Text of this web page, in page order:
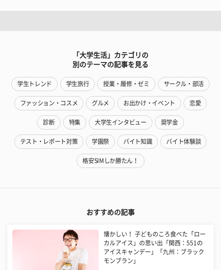
「大学生活」カテゴリの
別のテーマの記事を見る
学生トレンド 学生旅行 授業・履修・ゼミ サークル・部活
ファッション・コスメ グルメ お出かけ・イベント 恋愛
診断 特集 大学生インタビュー 奨学金
テスト・レポート対策 学園祭 バイト知識 バイト体験談
格安SIMしか勝たん！
おすすめの記事
懐かしい！ 子どものころ食べた「ロー
カルアイス」の思い出「関西：551の
アイスキャンデー」「九州：ブラック
モンブラン」